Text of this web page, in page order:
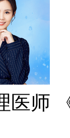
医师